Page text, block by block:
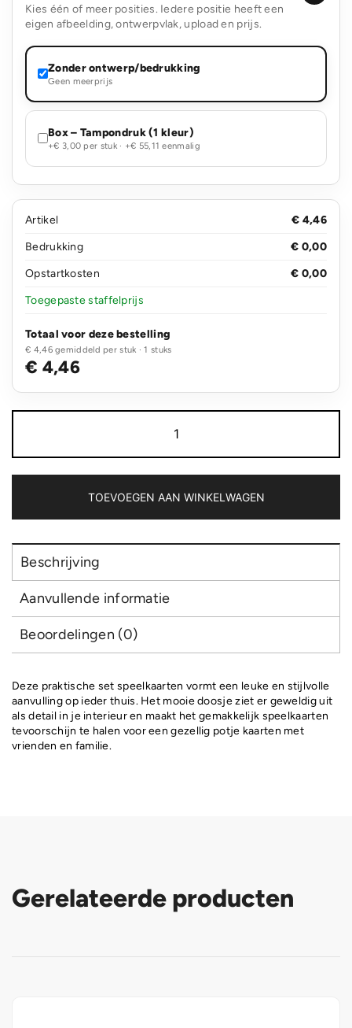
Kies één of meer posities. Iedere positie heeft een
eigen afbeelding, ontwerpvlak, upload en prijs.
Zonder ontwerp/bedrukking
Geen meerprijs
Box – Tampondruk (1 kleur)
+€ 3,00 per stuk · +€ 55,11 eenmalig
Artikel
€ 4,46
Bedrukking
€ 0,00
Opstartkosten
€ 0,00
Toegepaste staffelprijs
Totaal voor deze bestelling
€ 4,46 gemiddeld per stuk · 1 stuks
€ 4,46
Speelkaarten
TOEVOEGEN AAN WINKELWAGEN
Beschrijving
Aanvullende informatie
Beoordelingen (0)
Deze praktische set speelkaarten vormt een leuke en stijlvolle
aanvulling op ieder thuis. Het mooie doosje ziet er geweldig uit
als detail in je interieur en maakt het gemakkelijk speelkaarten
tevoorschijn te halen voor een gezellig potje kaarten met
vrienden en familie.
Gerelateerde producten